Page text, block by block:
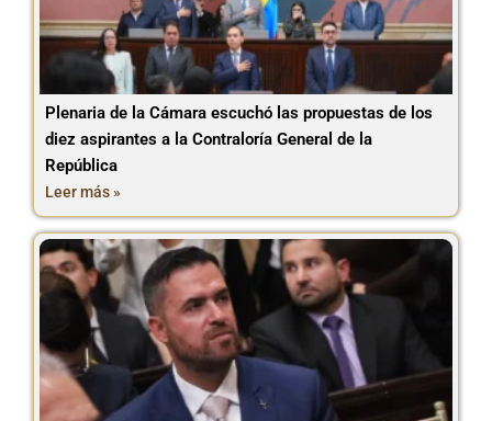
Plenaria de la Cámara escuchó las propuestas de los
diez aspirantes a la Contraloría General de la
República
Leer más »